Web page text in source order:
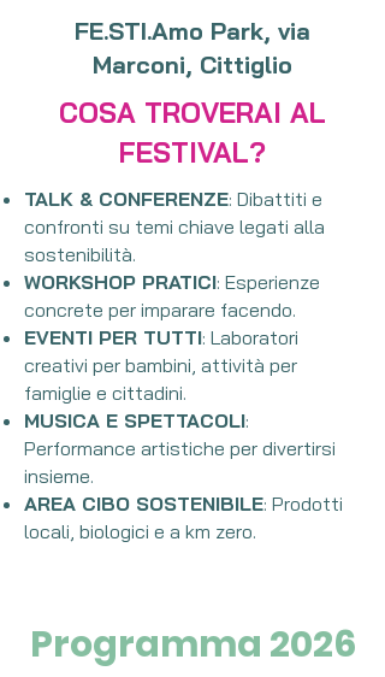
FE.STI.Amo Park, via
Marconi, Cittiglio
COSA TROVERAI AL
FESTIVAL?
TALK & CONFERENZE: Dibattiti e
confronti su temi chiave legati alla
sostenibilità.
WORKSHOP PRATICI: Esperienze
concrete per imparare facendo.
EVENTI PER TUTTI: Laboratori
creativi per bambini, attività per
famiglie e cittadini.
MUSICA E SPETTACOLI:
Performance artistiche per divertirsi
insieme.
AREA CIBO SOSTENIBILE: Prodotti
locali, biologici e a km zero.
Programma 2026